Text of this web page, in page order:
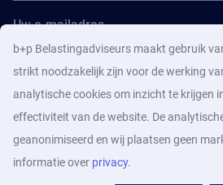
Uw e-mailadres
Aanmelden
b+p Belastingadviseurs maakt gebruik
strikt noodzakelijk zijn voor de werking
analytische cookies om inzicht te krijgen
effectiviteit van de website. De
geanonimiseerd en wij plaatsen geen
informatie over privacy.